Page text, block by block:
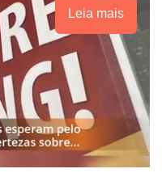
Leia mais